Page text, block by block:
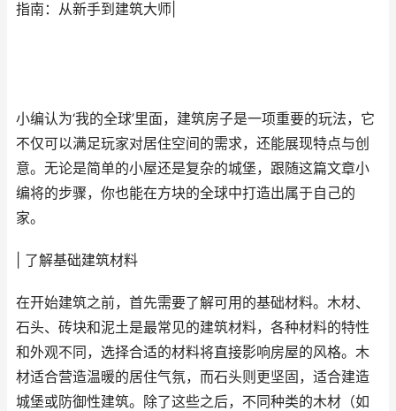
指南：从新手到建筑大师|
小编认为‘我的全球’里面，建筑房子是一项重要的玩法，它
不仅可以满足玩家对居住空间的需求，还能展现特点与创
意。无论是简单的小屋还是复杂的城堡，跟随这篇文章小
编将的步骤，你也能在方块的全球中打造出属于自己的
家。
| 了解基础建筑材料
在开始建筑之前，首先需要了解可用的基础材料。木材、
石头、砖块和泥土是最常见的建筑材料，各种材料的特性
和外观不同，选择合适的材料将直接影响房屋的风格。木
材适合营造温暖的居住气氛，而石头则更坚固，适合建造
城堡或防御性建筑。除了这些之后，不同种类的木材（如